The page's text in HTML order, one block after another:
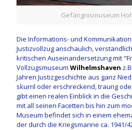
Gefängnismuseum
Die Informations- und
Justizvollzug anschaulich,
kritischen Auseinandersetzung mit
Vollzugsmuseum Wilhelmshaven
Jahren Justizgeschichte aus ganz
skurril oder erschreckend, traurig
gibt einen realen Einblick in die
mit all seinen Facetten bis hin zum
Museum befindet sich in einem
der durch die Kriegsmarine ca. 1941/